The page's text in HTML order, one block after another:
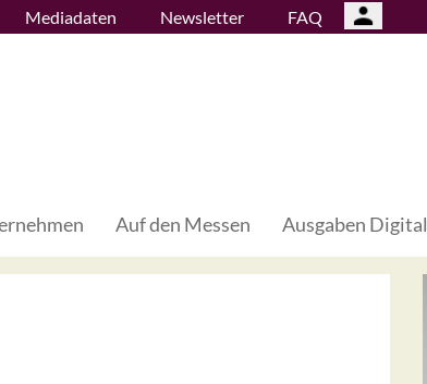
Mediadaten Newsletter FAQ
Auf den Messen Ausgaben Digital